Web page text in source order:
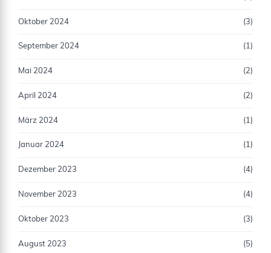
Oktober 2024 (3)
September 2024 (1)
Mai 2024 (2)
April 2024 (2)
März 2024 (1)
Januar 2024 (1)
Dezember 2023 (4)
November 2023 (4)
Oktober 2023 (3)
August 2023 (5)